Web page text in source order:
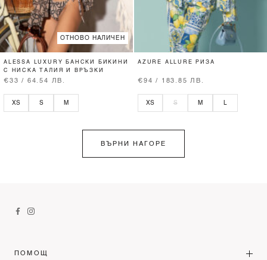
ОТНОВО НАЛИЧЕН
ALESSA LUXURY БАНСКИ БИКИНИ
С НИСКА ТАЛИЯ И ВРЪЗКИ
€33 / 64.54 ЛВ.
XS S M
AZURE ALLURE РИЗА
€94 / 183.85 ЛВ.
XS S M L
ВЪРНИ НАГОРЕ
ПОМОЩ